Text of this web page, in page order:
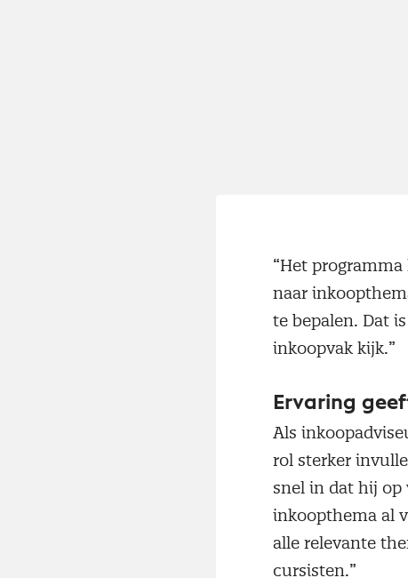
“Het
naar
te bepalen. Dat
inkoopvak kijk.”
Ervaring
Als
rol sterker
snel in dat hij op
inkoopthema al
alle relevante
cursisten.”